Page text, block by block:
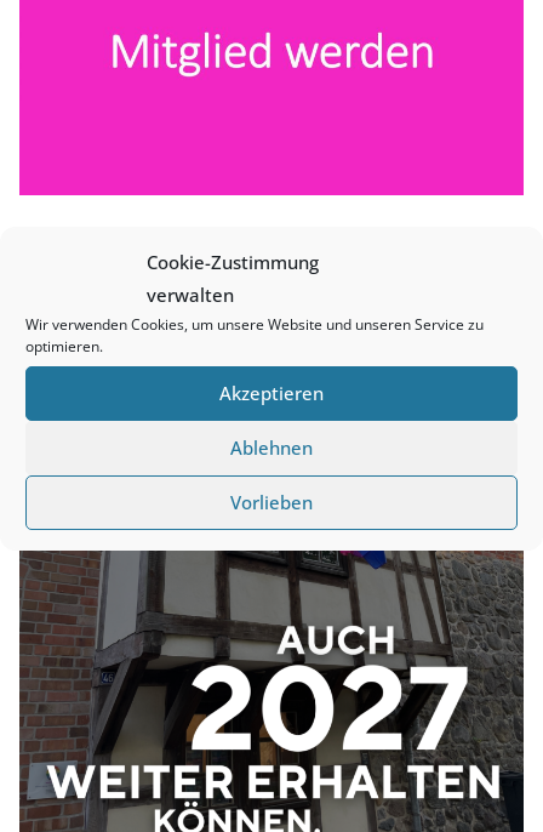
Cookie-Zustimmung
verwalten
Wir verwenden Cookies, um unsere Website und unseren Service zu
optimieren.
Akzeptieren
Ablehnen
Vorlieben